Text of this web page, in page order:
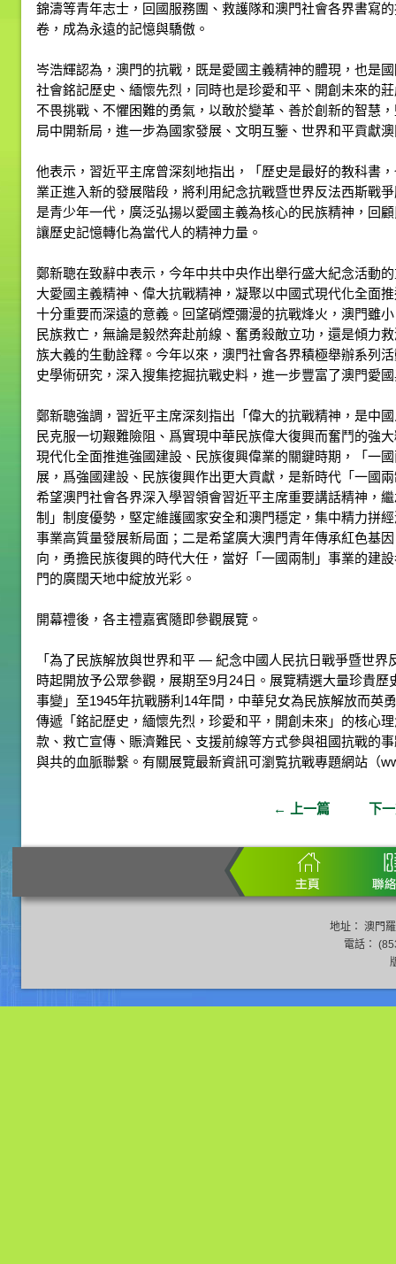
錦濤等青年志士，回國服務團、救護隊和澳門社會各界書寫
卷，成為永遠的記憶與驕傲。
岑浩輝認為，澳門的抗戰，既是愛國主義精神的體現，也是
社會銘記歷史、緬懷先烈，同時也是珍愛和平、開創未來的
不畏挑戰、不懼困難的勇氣，以敢於變革、善於創新的智慧
局中開新局，進一步為國家發展、文明互鑒、世界和平貢獻
他表示，習近平主席曾深刻地指出，「歷史是最好的教科書
業正進入新的發展階段，將利用紀念抗戰暨世界反法西斯戰
是青少年一代，廣泛弘揚以愛國主義為核心的民族精神，回
讓歷史記憶轉化為當代人的精神力量。
鄭新聰在致辭中表示，今年中共中央作出舉行盛大紀念活動
大愛國主義精神、偉大抗戰精神，凝聚以中國式現代化全面
十分重要而深遠的意義。回望硝煙彌漫的抗戰烽火，澳門雖
民族救亡，無論是毅然奔赴前線、奮勇殺敵立功，還是傾力
族大義的生動詮釋。今年以來，澳門社會各界積極舉辦系列
史學術研究，深入搜集挖掘抗戰史料，進一步豐富了澳門愛
鄭新聰強調，習近平主席深刻指出「偉大的抗戰精神，是中
民克服一切艱難險阻、爲實現中華民族偉大復興而奮鬥的強
現代化全面推進強國建設、民族復興偉業的關鍵時期，「一
展，爲強國建設、民族復興作出更大貢獻，是新時代「一國
希望澳門社會各界深入學習領會習近平主席重要講話精神，
制」制度優勢，堅定維護國家安全和澳門穩定，集中精力拼
事業高質量發展新局面；二是希望廣大澳門青年傳承紅色基
向，勇擔民族復興的時代大任，當好「一國兩制」事業的建
門的廣闊天地中綻放光彩。
開幕禮後，各主禮嘉賓隨即參觀展覽。
「為了民族解放與世界和平 — 紀念中國人民抗日戰爭暨世
時起開放予公眾參觀，展期至9月24日。展覽精選大量珍貴
事變」至1945年抗戰勝利14年間，中華兒女為民族解放而英
傳遞「銘記歷史，緬懷先烈，珍愛和平，開創未來」的核心
款、救亡宣傳、賑濟難民、支援前線等方式參與祖國抗戰的
與共的血脈聯繋。有關展覽最新資訊可瀏覧抗戰專題網站（
← 上一篇 下
地址： 澳門
電話：